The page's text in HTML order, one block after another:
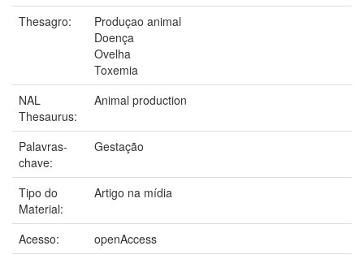
Thesagro:
Produçao animal
Doença
Ovelha
Toxemia
NAL
Thesaurus:
Animal production
Palavras-
chave:
Gestação
Tipo do
Material:
Artigo na mídia
Acesso:
openAccess